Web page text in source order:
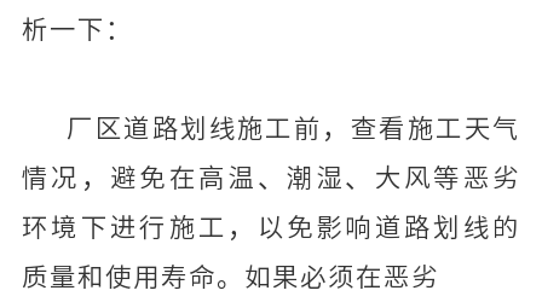
析一下：
厂区道路划线施工前，查看施工天气
情况，避免在高温、潮湿、大风等恶劣
环境下进行施工，以免影响道路划线的
质量和使用寿命。如果必须在恶劣